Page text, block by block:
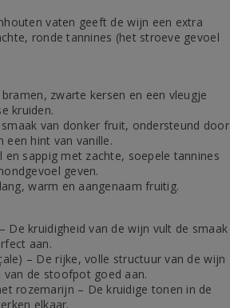
vaten geeft de wijn een extra
ronde tannines (het stroeve gevoel
zwarte kersen en een vleugje
kruiden.
smaak van donker fruit, ondersteund door
een hint van vanille.
en sappig met zachte, soepele tannines
geven.
warm en aangenaam fruitig.
De kruidigheid van de wijn vult de smaak
aan.
– De rijke, volle structuur van de wijn
van de stoofpot goed aan.
rozemarijn – De kruidige tonen in de
elkaar.